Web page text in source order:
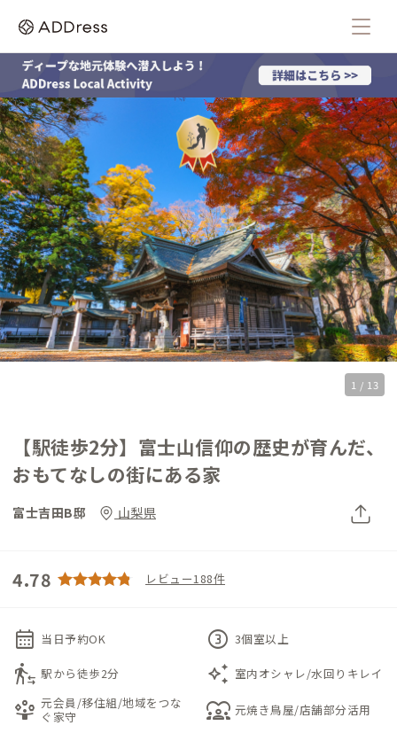
1 / 13
【駅徒歩2分】富士山信仰の歴史が育んだ、
おもてなしの街にある家
富士吉田B邸 山梨県
4.78 レビュー188件
calendar_month 当日予約OK counter_3 3個室以上
transfer_within_a_station 駅から徒歩2分 auto_awesome 室内オシャレ/水回りキレイ
person_play 元会員/移住組/地域をつな
ぐ家守
diversity_1 元焼き鳥屋/店舗部分活用